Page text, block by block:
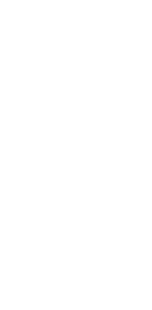
Crossover- oder
schon sagt, eine
Integralhelm und
verfügen in der
Visiere und
Maße individuell
ermöglichen, sie in
Funktionen und
Wenn Sie auf der
Sie verschiedene
können, z. B.
Touren mit dem